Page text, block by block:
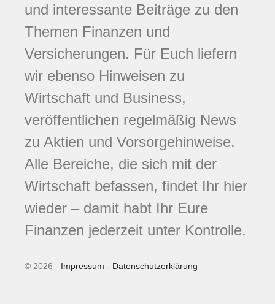
und interessante Beiträge zu den
Themen Finanzen und
Versicherungen. Für Euch liefern
wir ebenso Hinweisen zu
Wirtschaft und Business,
veröffentlichen regelmäßig News
zu Aktien und Vorsorgehinweise.
Alle Bereiche, die sich mit der
Wirtschaft befassen, findet Ihr hier
wieder – damit habt Ihr Eure
Finanzen jederzeit unter Kontrolle.
© 2026 - Impressum - Datenschutzerklärung